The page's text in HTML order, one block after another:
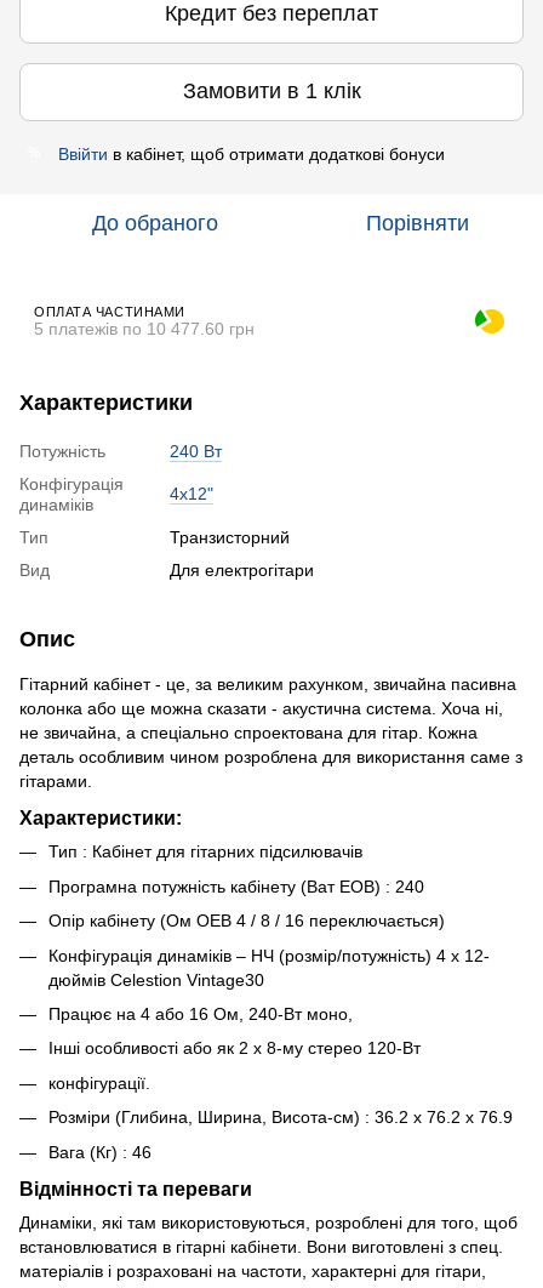
Кредит без переплат
Замовити в 1 клік
Ввійти в кабінет, щоб отримати додаткові бонуси
До обраного Порівняти
ОПЛАТА ЧАСТИНАМИ
5 платежів по 10 477.60 грн
Характеристики
Потужність
240 Вт
Конфігурація
динаміків
4х12"
Тип
Транзисторний
Вид
Для електрогітари
Опис
Гітарний кабінет - це, за великим рахунком, звичайна пасивна
колонка або ще можна сказати - акустична система. Хоча ні,
не звичайна, а спеціально спроектована для гітар. Кожна
деталь особливим чином розроблена для використання саме з
гітарами.
Характеристики:
Тип : Кабінет для гітарних підсилювачів
Програмна потужність кабінету (Ват EOB) : 240
Опір кабінету (Ом OEB 4 / 8 / 16 переключається)
Конфігурація динаміків – НЧ (розмір/потужність) 4 x 12-
дюймів Celestion Vintage30
Працює на 4 або 16 Ом, 240-Вт моно,
Інші особливості або як 2 х 8-му стерео 120-Вт
конфігурації.
Розміри (Глибина, Ширина, Висота-см) : 36.2 x 76.2 x 76.9
Вага (Кг) : 46
Відмінності та переваги
Динаміки, які там використовуються, розроблені для того, щоб
встановлюватися в гітарні кабінети. Вони виготовлені з спец.
матеріалів і розраховані на частоти, характерні для гітари,